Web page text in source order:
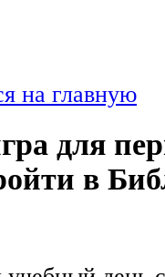
на главную
для
в